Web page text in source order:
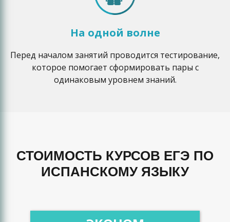
На одной волне
Перед началом занятий проводится тестирование,
которое помогает сформировать пары с
одинаковым уровнем знаний.
СТОИМОСТЬ КУРСОВ ЕГЭ ПО
ИСПАНСКОМУ ЯЗЫКУ